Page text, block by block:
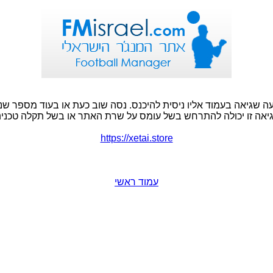
שגיאה בעמוד אליו ניסית להיכנס. נסה שוב כעת או בעוד מספר
זו יכולה להתרחש בשל עומס על שרת האתר או בשל תקלה
https://xetai.store
עמוד ראשי